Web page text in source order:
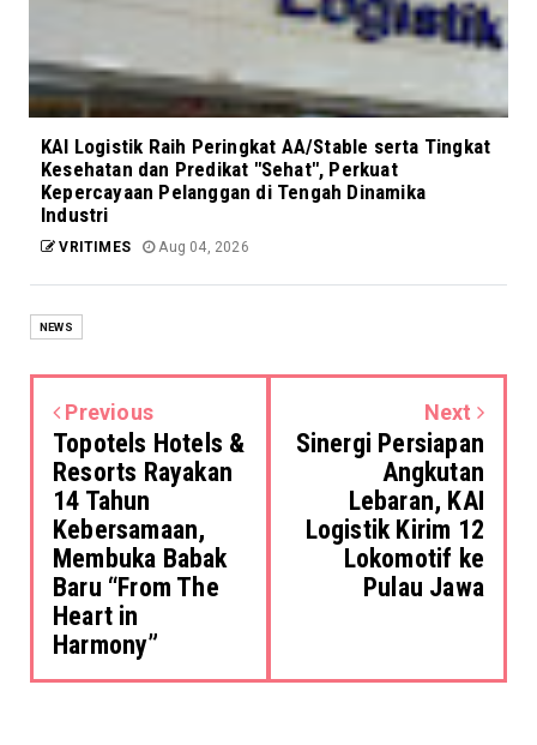
KAI Logistik Raih Peringkat AA/Stable serta Tingkat
Kesehatan dan Predikat "Sehat", Perkuat
Kepercayaan Pelanggan di Tengah Dinamika
Industri
VRITIMES Aug 04, 2026
NEWS
Previous
Topotels Hotels &
Resorts Rayakan
14 Tahun
Kebersamaan,
Membuka Babak
Baru “From The
Heart in
Harmony”
Next
Sinergi Persiapan
Angkutan
Lebaran, KAI
Logistik Kirim 12
Lokomotif ke
Pulau Jawa